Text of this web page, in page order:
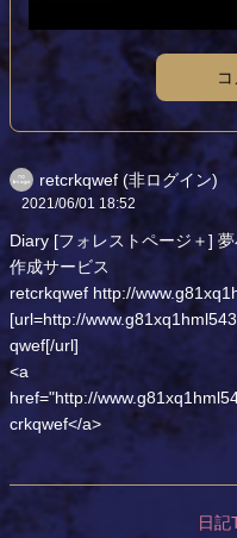
retcrkqwef (非ログイン)
2021/06/01 18:52
Diary [フォレストページ＋]
作成サービス
retcrkqwef http://
[url=http://
qwef[/url]
<a
href="http://
crkqwef</a>
日記